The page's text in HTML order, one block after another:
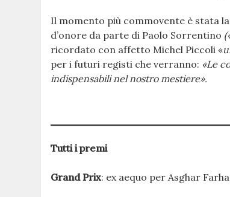
Il momento più commovente è stata
d’onore da parte di Paolo Sorrentino
ricordato con affetto Michel Piccoli «
per i futuri registi che verranno: «Le
indispensabili nel nostro mestiere».
Tutti i premi
Grand Prix: ex aequo per Asghar